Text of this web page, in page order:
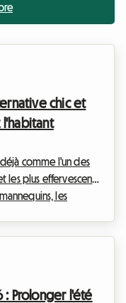
chic et
déjà comme l'un des
les plus effervescents
les
...
: Prolonger l'été